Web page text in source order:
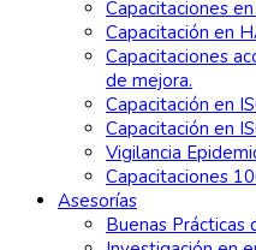
Capacitaciones
Capacitación en
Capacitaciones
de mejora.
Capacitación en
Capacitación en
Vigilancia
Capacitaciones
Asesorías
Buenas Prácticas